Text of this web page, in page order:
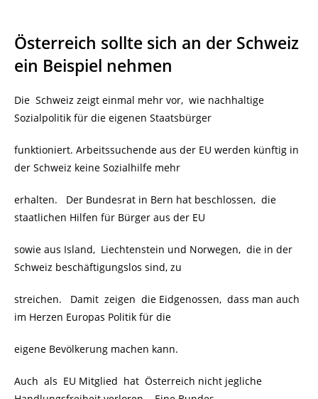
Österreich sollte sich an der Schweiz
ein Beispiel nehmen
Die Schweiz zeigt einmal mehr vor, wie nachhaltige
Sozialpolitik für die eigenen Staatsbürger
funktioniert. Arbeitssuchende aus der EU werden künftig in
der Schweiz keine Sozialhilfe mehr
erhalten. Der Bundesrat in Bern hat beschlossen, die
staatlichen Hilfen für Bürger aus der EU
sowie aus Island, Liechtenstein und Norwegen, die in der
Schweiz beschäftigungslos sind, zu
streichen. Damit zeigen die Eidgenossen, dass man auch
im Herzen Europas Politik für die
eigene Bevölkerung machen kann.
Auch als EU Mitglied hat Österreich nicht jegliche